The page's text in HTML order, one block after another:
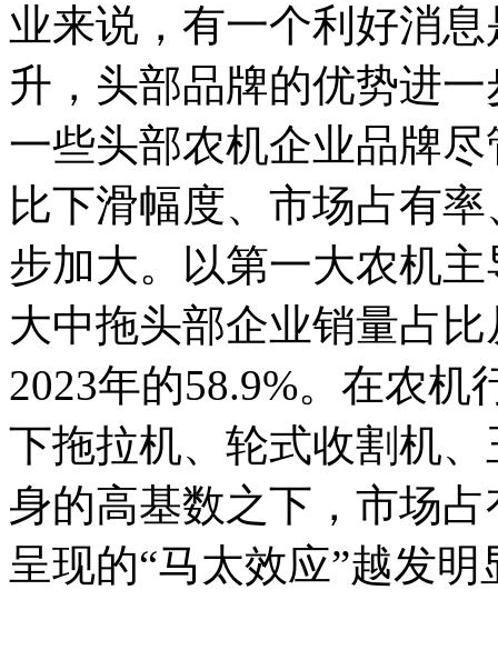
业来说，有一个利好消
升，头部品牌的优势进
一些头部农机企业品牌
比下滑幅度、市场占有
步加大。以第一大农机
大中拖头部企业销量占
2023年的58.9%。在农
下拖拉机、轮式收割机
身的高基数之下，市场
呈现的“马太效应”越发明